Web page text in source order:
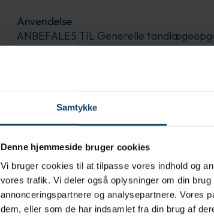
Samtykke
Denne hjemmeside bruger cookies
Vi bruger cookies til at tilpasse vores indhold og
vores trafik. Vi deler også oplysninger om din
annonceringspartnere og analysepartnere. Vores
dem, eller som de har indsamlet fra din brug af
Anvendelse
ANBEFALES TIL Generelle
Catering / Måltid forberedelse
Egenskaber
Forbedret smidighed og følsomhed i et
Den karakteristiske sorte farve giver
ERGOFORM™ Design Technology
bedre komfort og større produktivitet for
Strukturen i fingerspidserne gør det muligt
Testet til brug med fentanyl og mavesyre